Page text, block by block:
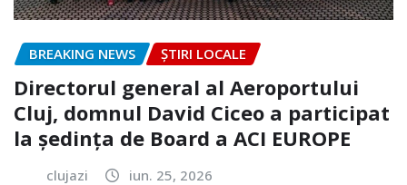
BREAKING NEWS ȘTIRI LOCALE
Directorul general al Aeroportului
Cluj, domnul David Ciceo a participat
la ședința de Board a ACI EUROPE
clujazi iun. 25, 2026